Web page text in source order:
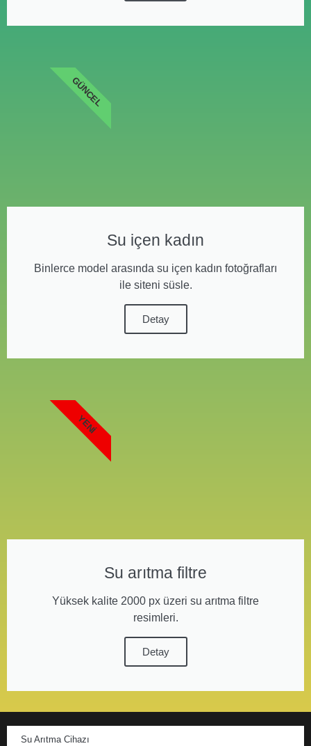
Su içen kadın
Binlerce model arasında su içen kadın fotoğrafları
ile siteni süsle.
Detay
GÜNCEL
Su arıtma filtre
Yüksek kalite 2000 px üzeri su arıtma filtre
resimleri.
Detay
YENI
Su Arıtma Cihazı